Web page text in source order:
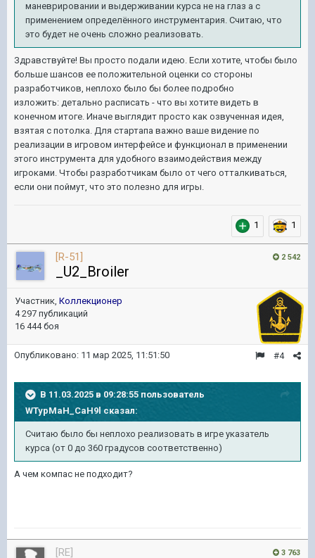
маневрировании и выдерживании курса не на глаз а с
применением определённого инструментария. Считаю, что
это будет не очень сложно реализовать.
Здравствуйте! Вы просто подали идею. Если хотите, чтобы было
больше шансов ее положительной оценки со стороны
разработчиков, неплохо было бы более подробно
изложить: детально расписать - что вы хотите видеть в
конечном итоге. Иначе выглядит просто как озвученная идея,
взятая с потолка. Для стартапа важно ваше видение по
реализации в игровом интерфейсе и функционал в применении
этого инструмента для удобного взаимодействия между
игроками. Чтобы разработчикам было от чего отталкиваться,
если они поймут, что это полезно для игры.
1 1
2 542
[R-51]
_U2_Broiler
Участник, Коллекционер
4 297 публикаций
16 444 боя
#4
Опубликовано: 11 мар 2025, 11:51:50
В 11.03.2025 в 09:28:55 пользователь
WTypMaH_CaH9l сказал:
Считаю было бы неплохо реализовать в игре указатель
курса (от 0 до 360 градусов соответственно)
А чем компас не подходит?
3 763
[RE]